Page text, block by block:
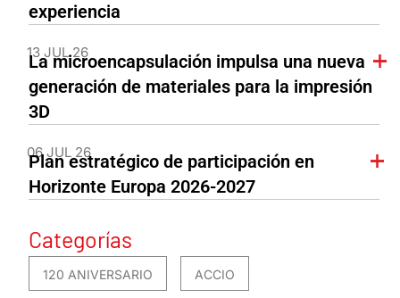
experiencia
13 JUL 26
La microencapsulación impulsa una nueva
generación de materiales para la impresión
3D
06 JUL 26
Plan estratégico de participación en
Horizonte Europa 2026-2027
Categorías
120 ANIVERSARIO ACCIO